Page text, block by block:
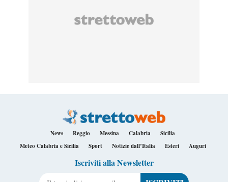
News Reggio Messina Calabria
Sicilia
Meteo Calabria e Sicilia
Sport Notizie dall’Italia Esteri Auguri
Iscriviti alla Newsletter